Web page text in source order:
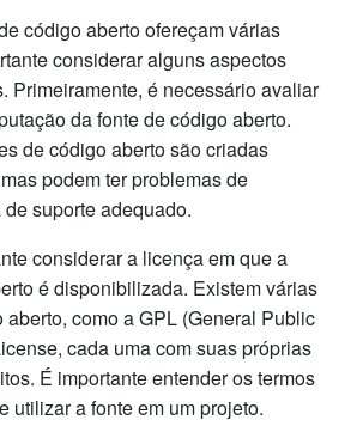
código aberto ofereçam várias
considerar alguns aspectos
Primeiramente, é necessário avaliar
da fonte de código aberto.
de código aberto são criadas
podem ter problemas de
suporte adequado.
considerar a licença em que a
é disponibilizada. Existem várias
como a GPL (General Public
cada uma com suas próprias
É importante entender os termos
utilizar a fonte em um projeto.